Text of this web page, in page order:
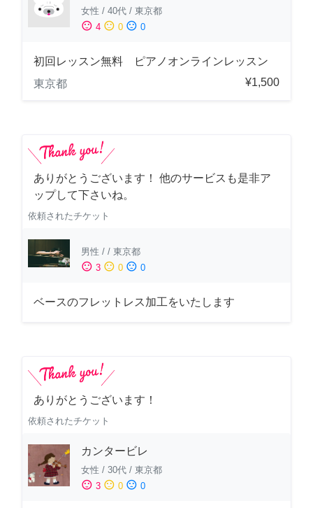
女性 / 40代 / 東京都
sentiment_satisfied 4 sentiment_neutral 0 sentiment_dissatisfied 0
初回レッスン無料 ピアノオンラインレッスン
東京都
¥1,500
ありがとうございます！ 他のサービスも是非ア
ップして下さいね。
依頼されたチケット
男性 / / 東京都
sentiment_satisfied 3 sentiment_neutral 0 sentiment_dissatisfied 0
ベースのフレットレス加工をいたします
ありがとうございます！
依頼されたチケット
カンタービレ
女性 / 30代 / 東京都
sentiment_satisfied 3 sentiment_neutral 0 sentiment_dissatisfied 0